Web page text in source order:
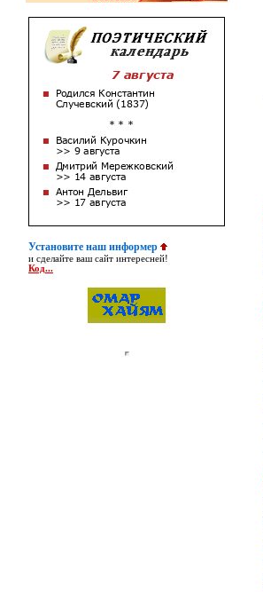
Установите наш информер
и сделайте ваш сайт интересней!
Код...